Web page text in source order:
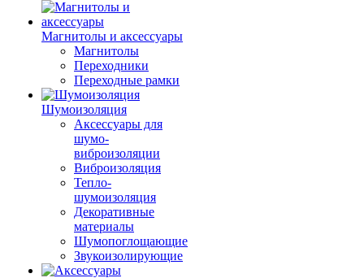
Магнитолы и аксессуары
Магнитолы
Переходники
Переходные рамки
Шумоизоляция
Аксессуары для
шумо-
виброизоляции
Виброизоляция
Тепло-
шумоизоляция
Декоративные
материалы
Шумопоглощающие
Звукоизолирующие